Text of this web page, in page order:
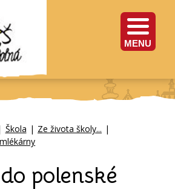
MENU
Škola | Ze života školy... |
polenské